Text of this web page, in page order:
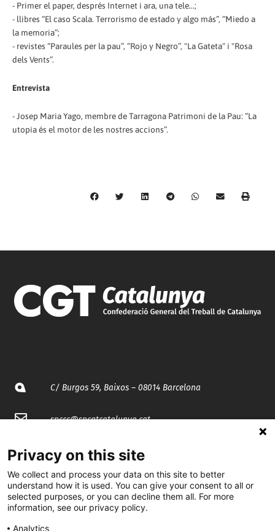
- Primer el paper, després Internet i ara, una tele...;
- llibres “El caso Scala. Terrorismo de estado y algo más”, “Miedo a
la memoria”;
- revistes “Paraules per la pau”, “Rojo y Negro”, "La Gateta" i "Rosa
dels Vents”.
Entrevista
- Josep Maria Yago, membre de Tarragona Patrimoni de la Pau: “La
utopia és el motor de les nostres accions”.
C/ Burgos 59, Baixos – 08014 Barcelona
spccc@spcgtcatalunya.cat
@CGTCatalunya
cgtcatalunya
Privacy on this site
We collect and process your data on this site to better
understand how it is used. You can give your consent to all or
selected purposes, or you can decline them all. For more
information, see our privacy policy.
Analytics